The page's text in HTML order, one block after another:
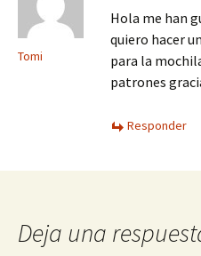
Tomi
Hola me han
quiero hacer
para la
patrones
Responder
Deja una